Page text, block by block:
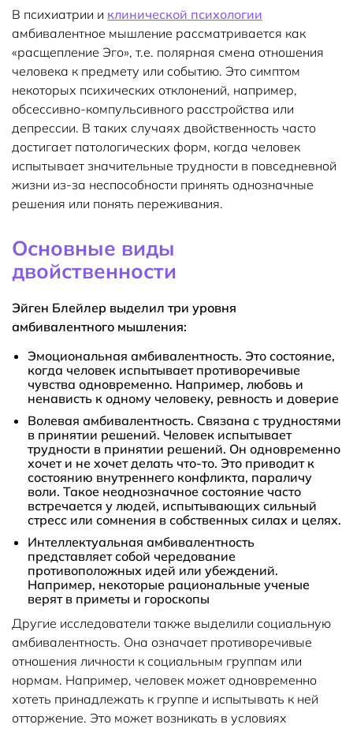
В психиатрии и клинической психологии
амбивалентное мышление рассматривается как
«расщепление Эго», т.е. полярная смена отношения
человека к предмету или событию. Это симптом
некоторых психических отклонений, например,
обсессивно-компульсивного расстройства или
депрессии. В таких случаях двойственность часто
достигает патологических форм, когда человек
испытывает значительные трудности в повседневной
жизни из-за неспособности принять однозначные
решения или понять переживания.
Основные виды
двойственности
Эйген Блейлер выделил три уровня
амбивалентного мышления:
Эмоциональная амбивалентность. Это состояние,
когда человек испытывает противоречивые
чувства одновременно. Например, любовь и
ненависть к одному человеку, ревность и доверие
Волевая амбивалентность. Связана с трудностями
в принятии решений. Человек испытывает
трудности в принятии решений. Он одновременно
хочет и не хочет делать что-то. Это приводит к
состоянию внутреннего конфликта, параличу
воли. Такое неоднозначное состояние часто
встречается у людей, испытывающих сильный
стресс или сомнения в собственных силах и целях.
Интеллектуальная амбивалентность
представляет собой чередование
противоположных идей или убеждений.
Например, некоторые рациональные ученые
верят в приметы и гороскопы
Другие исследователи также выделили социальную
амбивалентность. Она означает противоречивые
отношения личности к социальным группам или
нормам. Например, человек может одновременно
хотеть принадлежать к группе и испытывать к ней
отторжение. Это может возникать в условиях